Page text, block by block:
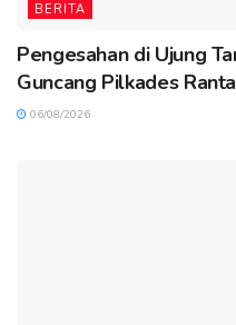
BERITA
Pengesahan di Ujung
Guncang Pilkades
06/08/2026